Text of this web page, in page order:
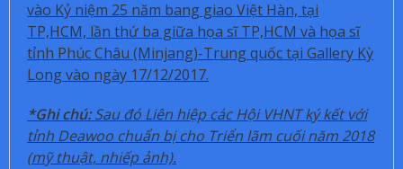
vào Kỷ niệm 25 năm bang giao Việt Hàn, tại
TP,HCM, lần thứ ba giữa họa sĩ TP,HCM và họa sĩ
tỉnh Phúc Châu (Minjang)-Trung quốc tại Gallery Kỳ
Long vào ngày 17/12/2017.
*Ghi chú:Sau đó Liên hiệp các Hội VHNT ký kết với
tỉnh Deawoo chuẩn bị cho Triển lãm cuối năm 2018
(mỹ thuật, nhiếp ảnh).